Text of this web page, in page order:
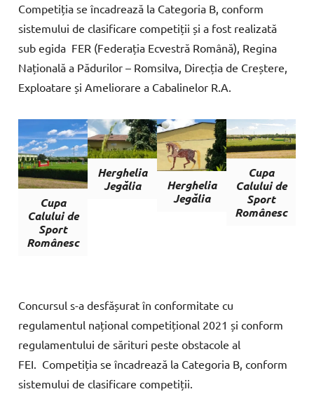
Competiția se încadrează la Categoria B, conform
sistemului de clasificare competiții și a fost realizată
sub egida FER (Federația Ecvestră Română), Regina
Națională a Pădurilor – Romsilva, Direcția de Creștere,
Exploatare și Ameliorare a Cabalinelor R.A.
Cupa
Calului de
Sport
Românesc
Herghelia
Jegălia
Herghelia
Jegălia
Cupa
Calului de
Sport
Românesc
Concursul s-a desfășurat în conformitate cu
regulamentul național competițional 2021 și conform
regulamentului de sărituri peste obstacole al
FEI. Competiția se încadrează la Categoria B, conform
sistemului de clasificare competiții.